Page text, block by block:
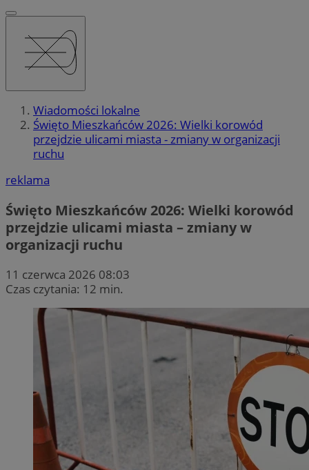
Wiadomości lokalne
Święto Mieszkańców 2026: Wielki korowód
przejdzie ulicami miasta - zmiany w organizacji
ruchu
reklama
Święto Mieszkańców 2026: Wielki korowód
przejdzie ulicami miasta – zmiany w
organizacji ruchu
11 czerwca 2026 08:03
Czas czytania: 12 min.